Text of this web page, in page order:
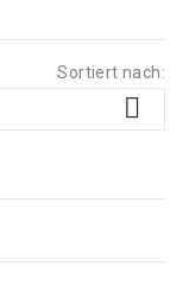
Sortiert nach:
